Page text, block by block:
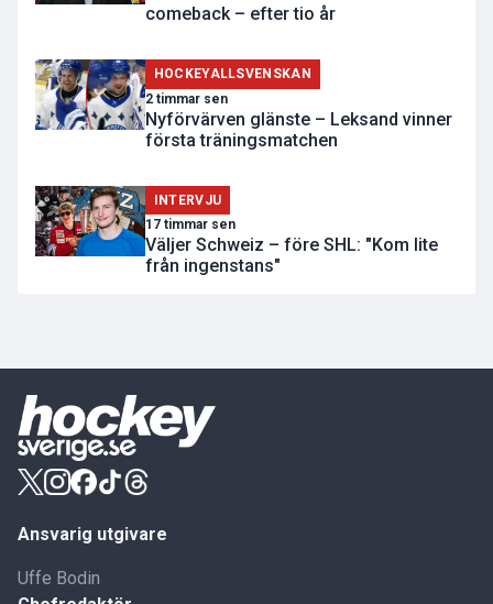
comeback – efter tio år
HOCKEYALLSVENSKAN
2 timmar sen
Nyförvärven glänste – Leksand vinner
första träningsmatchen
INTERVJU
17 timmar sen
Väljer Schweiz – före SHL: "Kom lite
från ingenstans"
Ansvarig utgivare
Uffe Bodin